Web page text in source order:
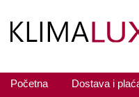
Početna Dostava i